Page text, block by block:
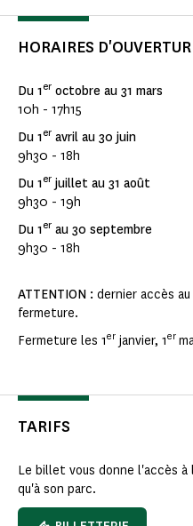
HORAIRES
Du 1er octobre au 31 mars
10h - 17h15
Du 1er avril au 30 juin
9h30 - 18h
Du 1er juillet au 31 août
9h30 - 19h
Du 1er au 30 septembre
9h30 - 18h
ATTENTION : dernier accès
fermeture.
Fermeture les 1er janvier, 1er
TARIFS
Le billet vous donne l'accès à
qu'à son parc.